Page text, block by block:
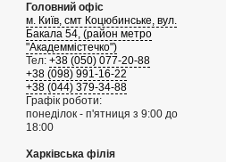
Головний офіс
м. Київ, смт Коцюбинське, вул.
Бакала 54, (район метро
"Академмістечко")
Тел: +38 (050) 077-20-88
+38 (098) 991-16-22
+38 (044) 379-34-88
Графік роботи:
понеділок - п'ятниця з 9:00 до
18:00
Харківська філія